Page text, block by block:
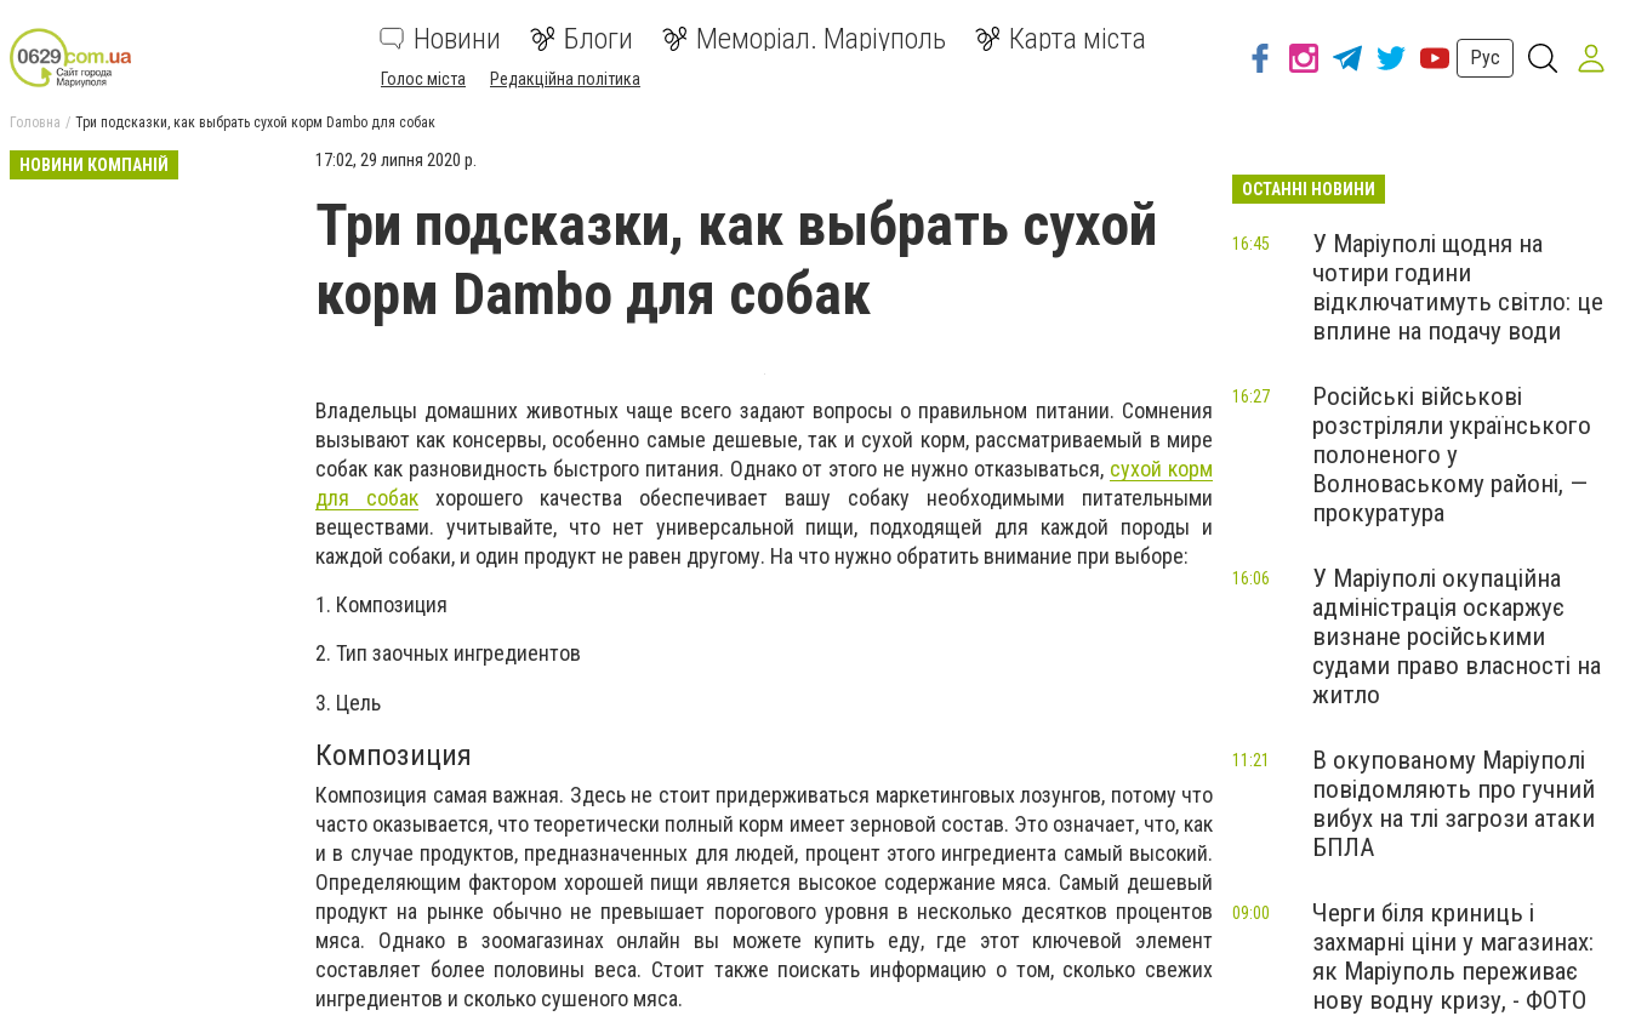
Новини Блоги Меморіал. Маріуполь Карта міста
Голос міста Редакційна політика
Рус
Головна Три подсказки, как выбрать сухой корм Dambo для собак
НОВИНИ КОМПАНІЙ 17:02, 29 липня 2020 р.
Три подсказки, как выбрать сухой
корм Dambo для собак
Владельцы домашних животных чаще всего задают вопросы о правильном питании. Сомнения
вызывают как консервы, особенно самые дешевые, так и сухой корм, рассматриваемый в мире
собак как разновидность быстрого питания. Однако от этого не нужно отказываться, сухой корм
для собак хорошего качества обеспечивает вашу собаку необходимыми питательными
веществами. учитывайте, что нет универсальной пищи, подходящей для каждой породы и
каждой собаки, и один продукт не равен другому. На что нужно обратить внимание при выборе:
1. Композиция
2. Тип заочных ингредиентов
3. Цель
Композиция
Композиция самая важная. Здесь не стоит придерживаться маркетинговых лозунгов, потому что
часто оказывается, что теоретически полный корм имеет зерновой состав. Это означает, что, как
и в случае продуктов, предназначенных для людей, процент этого ингредиента самый высокий.
Определяющим фактором хорошей пищи является высокое содержание мяса. Самый дешевый
продукт на рынке обычно не превышает порогового уровня в несколько десятков процентов
мяса. Однако в зоомагазинах онлайн вы можете купить еду, где этот ключевой элемент
составляет более половины веса. Стоит также поискать информацию о том, сколько свежих
ингредиентов и сколько сушеного мяса.
ОСТАННІ НОВИНИ
У Маріуполі щодня на
чотири години
відключатимуть світло: це
вплине на подачу води
16:45
Російські військові
розстріляли українського
полоненого у
Волноваському районі, —
прокуратура
16:27
У Маріуполі окупаційна
адміністрація оскаржує
визнане російськими
судами право власності на
житло
16:06
В окупованому Маріуполі
повідомляють про гучний
вибух на тлі загрози атаки
БПЛА
11:21
Черги біля криниць і
захмарні ціни у магазинах:
як Маріуполь переживає
нову водну кризу, - ФОТО
09:00